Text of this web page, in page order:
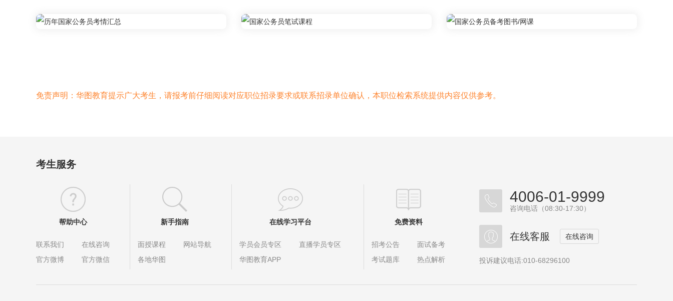
免责声明：华图教育提示广大考生，请报考前仔细阅读对应职位招录要求或联系招录单位确认，本职位检索系统提供内容仅供参考。
考生服务
帮助中心
联系我们
在线咨询
官方微博
官方微信
新手指南
面授课程
网站导航
各地华图
在线学习平台
学员会员专区
直播学员专区
华图教育APP
免费资料
招考公告
面试备考
考试题库
热点解析
4006-01-9999
咨询电话（08:30-17:30）
在线客服 在线咨询
投诉建议电话:010-68296100